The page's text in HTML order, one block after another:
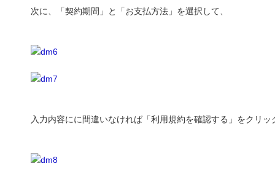
次に、「契約期間」と「お支払方法」を選択して、
入力内容にに間違いなければ「利用規約を確認する」をクリッ